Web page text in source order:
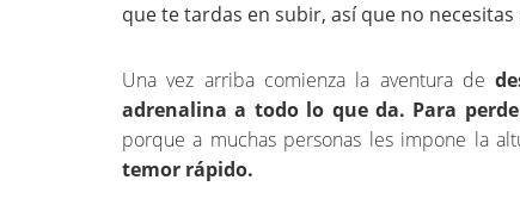
que te tardas en subir, así que no
Una vez arriba comienza la aventura de
adrenalina a todo lo que da. Para
porque a muchas personas les impone la
temor rápido.